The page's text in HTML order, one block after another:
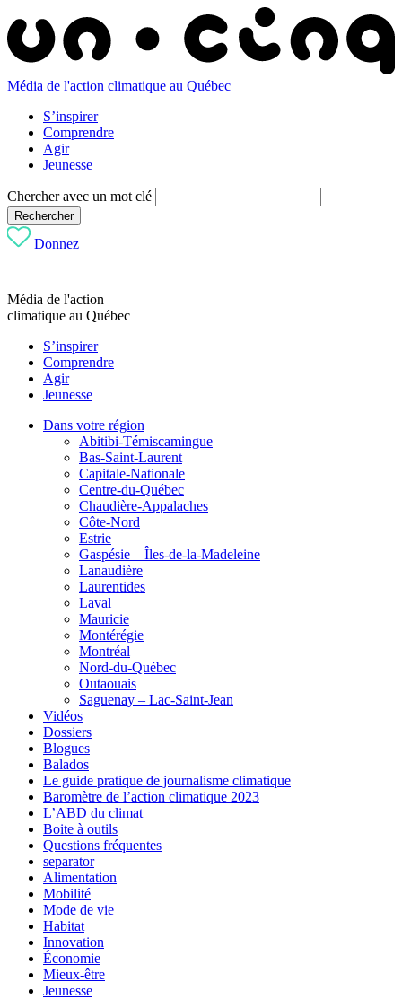
Média de l'action climatique au Québec
S’inspirer
Comprendre
Agir
Jeunesse
Chercher avec un mot clé
Rechercher
Donnez
Média de l'action
climatique au Québec
S’inspirer
Comprendre
Agir
Jeunesse
Dans votre région
Abitibi-Témiscamingue
Bas-Saint-Laurent
Capitale-Nationale
Centre-du-Québec
Chaudière-Appalaches
Côte-Nord
Estrie
Gaspésie – Îles-de-la-Madeleine
Lanaudière
Laurentides
Laval
Mauricie
Montérégie
Montréal
Nord-du-Québec
Outaouais
Saguenay – Lac-Saint-Jean
Vidéos
Dossiers
Blogues
Balados
Le guide pratique de journalisme climatique
Baromètre de l’action climatique 2023
L’ABD du climat
Boite à outils
Questions fréquentes
separator
Alimentation
Mobilité
Mode de vie
Habitat
Innovation
Économie
Mieux-être
Jeunesse